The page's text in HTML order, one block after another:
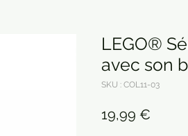
LEGO®
avec son
SKU : COL11-03
19,99 €